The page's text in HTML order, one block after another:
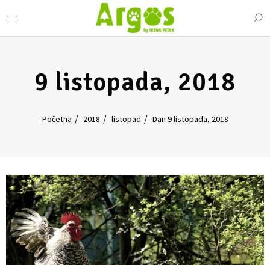
9 listopada, 2018
Početna 2018 listopad Dan 9 listopada, 2018